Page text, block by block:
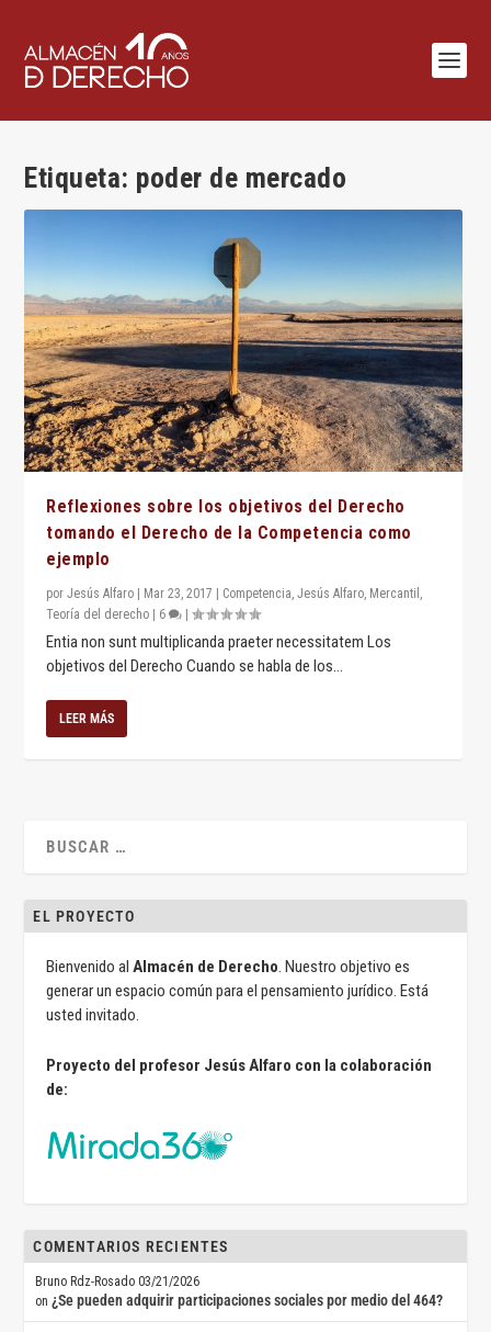
Etiqueta: poder de mercado
Reflexiones sobre los objetivos del Derecho
tomando el Derecho de la Competencia como
ejemplo
porJesús Alfaro Mar 23, 2017 Competencia,Jesús Alfaro, Mercantil ,
Teoría del derecho
6 |
Entia non sunt multiplicanda praeter necessitatem Los
objetivos del Derecho Cuando se habla de los...
LEER MÁS
EL PROYECTO
Bienvenido alAlmacén de Derecho. Nuestro objetivo es
generar un espacio común para el pensamiento jurídico. Está
usted invitado.
Proyecto del profesor Jesús Alfaro con la colaboración
de:
COMENTARIOS RECIENTES
Bruno Rdz-Rosado 03/21/2026
on¿Se pueden adquirir participaciones sociales por medio del 464?